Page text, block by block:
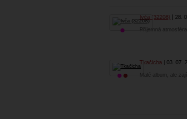
Ivča (32208) 28.
Příjemná
Tkačicha 03. 07.
Malé album, ale